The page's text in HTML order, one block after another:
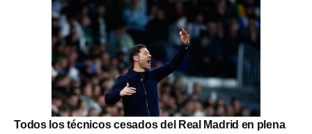
Todos los técnicos cesados del Real Madrid en plena